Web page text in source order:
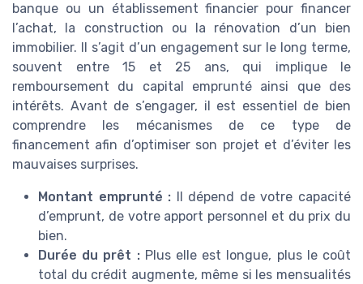
banque ou un établissement financier pour financer
l’achat, la construction ou la rénovation d’un bien
immobilier. Il s’agit d’un engagement sur le long terme,
souvent entre 15 et 25 ans, qui implique le
remboursement du capital emprunté ainsi que des
intérêts. Avant de s’engager, il est essentiel de bien
comprendre les mécanismes de ce type de
financement afin d’optimiser son projet et d’éviter les
mauvaises surprises.
Montant emprunté : Il dépend de votre capacité
d’emprunt, de votre apport personnel et du prix du
bien.
Durée du prêt :Plus elle est longue, plus le coût
total du crédit augmente, même si les mensualités